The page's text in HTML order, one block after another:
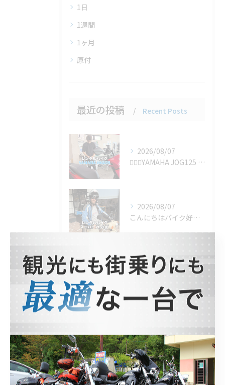
1日
1週間
1ヶ月
原付
最近の投稿 Recent Posts
2026/08/07
🚴‍♂️✨YAMAHA JOG125 の1ヶ月レンタルをご利...
2026/08/07
こんにちはバイク好きのみなさん！🏍️🌟 今日は驚きの旅のお供...
2026/08/07
新しい風を感じて🏍️
タグ Tags
京都市 レンタルバイク 試乗